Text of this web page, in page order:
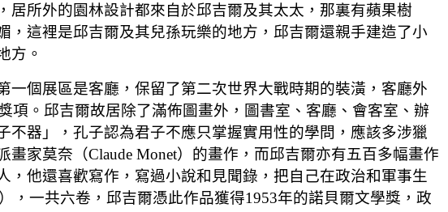
所外的園林設計都來自於邱吉爾及其太太，那裏有蘋果樹
這裡是邱吉爾及其兒孫玩樂的地方，邱吉爾還親手建造了小
方。
個展區是客廳，保留了第二次世界大戰時期的裝潢，客廳外
項。邱吉爾故居除了滿佈圖畫外，圖書室、客廳、會客室、辦
器」，孔子認為君子不應只掌握實用性的學問，應該多涉獵
家莫奈（Claude Monet）的畫作，而邱吉爾亦有五百多幅畫作
他還喜歡寫作，寫過小說和見聞錄，把自己在政治和軍事生
，一共六卷，邱吉爾憑此作品獲得1953年的諾貝爾文學獎，政